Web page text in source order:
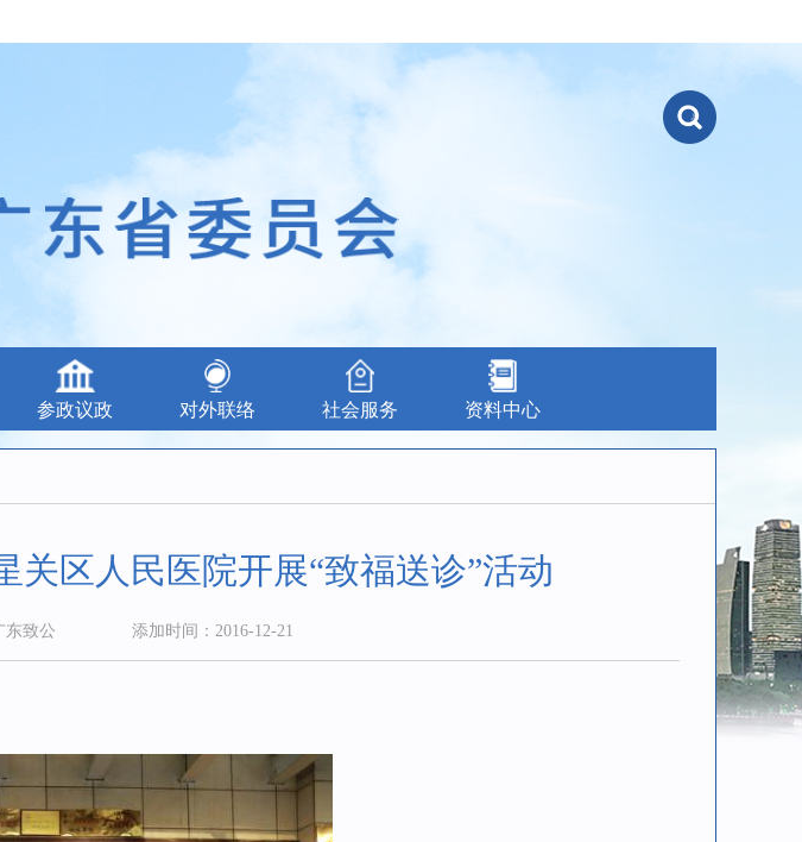
参政议政 对外联络 社会服务 资料中心
区人民医院开展“致福送诊”活动
东致公 添加时间：2016-12-21